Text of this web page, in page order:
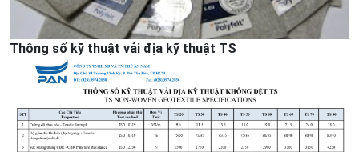
Thông số kỹ thuật vải địa kỹ thuật TS